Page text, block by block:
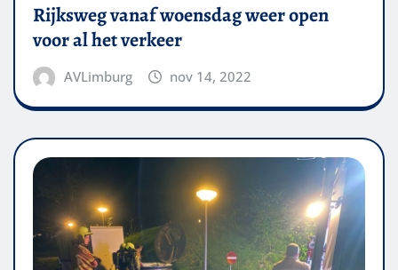
Rijksweg vanaf woensdag weer open
voor al het verkeer
AVLimburg nov 14, 2022